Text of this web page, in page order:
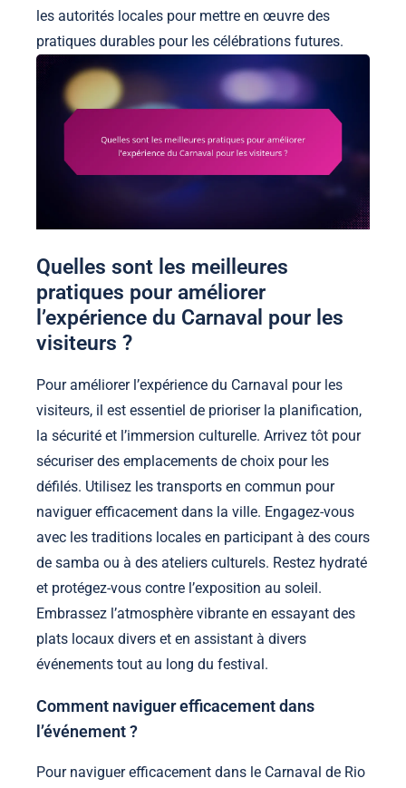
les autorités locales pour mettre en œuvre des
pratiques durables pour les célébrations futures.
Quelles sont les meilleures
pratiques pour améliorer
l’expérience du Carnaval pour les
visiteurs ?
Pour améliorer l’expérience du Carnaval pour les
visiteurs, il est essentiel de prioriser la planification,
la sécurité et l’immersion culturelle. Arrivez tôt pour
sécuriser des emplacements de choix pour les
défilés. Utilisez les transports en commun pour
naviguer efficacement dans la ville. Engagez-vous
avec les traditions locales en participant à des cours
de samba ou à des ateliers culturels. Restez hydraté
et protégez-vous contre l’exposition au soleil.
Embrassez l’atmosphère vibrante en essayant des
plats locaux divers et en assistant à divers
événements tout au long du festival.
Comment naviguer efficacement dans
l’événement ?
Pour naviguer efficacement dans le Carnaval de Rio